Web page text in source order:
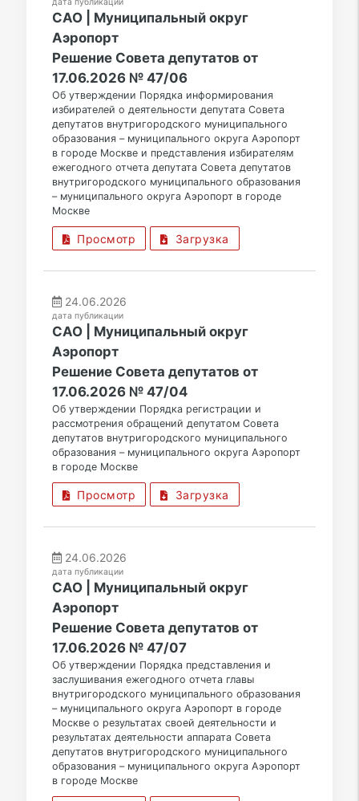
дата публикации
САО | Муниципальный округ
Аэропорт
Решение Совета депутатов от
17.06.2026 № 47/06
Об утверждении Порядка информирования
избирателей о деятельности депутата Совета
депутатов внутригородского муниципального
образования – муниципального округа Аэропорт
в городе Москве и представления избирателям
ежегодного отчета депутата Совета депутатов
внутригородского муниципального образования
– муниципального округа Аэропорт в городе
Москве
Просмотр Загрузка
24.06.2026
дата публикации
САО | Муниципальный округ
Аэропорт
Решение Совета депутатов от
17.06.2026 № 47/04
Об утверждении Порядка регистрации и
рассмотрения обращений депутатом Совета
депутатов внутригородского муниципального
образования – муниципального округа Аэропорт
в городе Москве
Просмотр Загрузка
24.06.2026
дата публикации
САО | Муниципальный округ
Аэропорт
Решение Совета депутатов от
17.06.2026 № 47/07
Об утверждении Порядка представления и
заслушивания ежегодного отчета главы
внутригородского муниципального образования
– муниципального округа Аэропорт в городе
Москве о результатах своей деятельности и
результатах деятельности аппарата Совета
депутатов внутригородского муниципального
образования – муниципального округа Аэропорт
в городе Москве